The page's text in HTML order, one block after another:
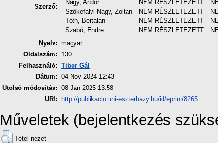
Szerző:
Nagy, Andor
NEM RÉSZLETEZETT
Szőkefalvi-Nagy, Zoltán
NEM RÉSZLETEZETT
Tóth, Bertalan
NEM RÉSZLETEZETT
Szabó, Endre
NEM RÉSZLETEZETT
Nyelv: magyar
Oldalszám:
130
Felhasználó: Tibor Gál
Dátum: 04 Nov 2024 12:43
Utolsó módosítás: 08 Jan 2025 13:58
URI:
http://publikacio.uni-eszterhazy.hu/id/eprint/8265
Műveletek (bejelentkezés
Tétel nézet